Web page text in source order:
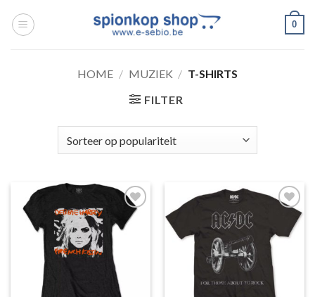
naar
0
HOME / MUZIEK / T-SHIRTS
FILTER
Toevoegen
aan
wenslijst
Toevoegen
wenslijst